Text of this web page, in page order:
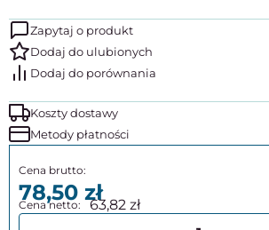
Zapytaj o produkt
Koszty dostawy
Metody płatności
78,50 63,82